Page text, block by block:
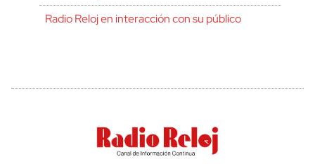
Radio Reloj en interacción con su público